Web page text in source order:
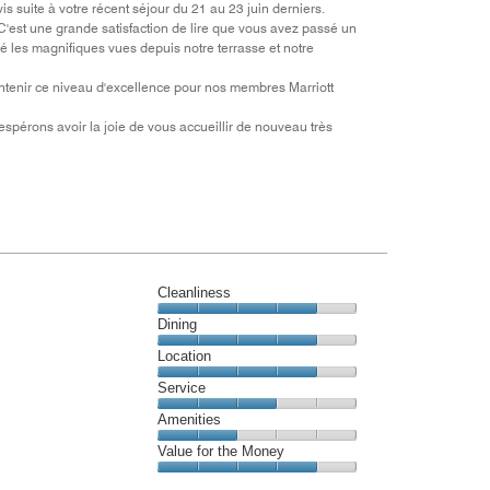
out
of
5
suite à votre récent séjour du 21 au 23 juin derniers.
une grande satisfaction de lire que vous avez passé un
les magnifiques vues depuis notre terrasse et notre
ce niveau d'excellence pour nos membres Marriott
avoir la joie de vous accueillir de nouveau très
Cleanliness
Cleanliness,
4
out
of
5
Dining
Dining,
4
out
of
5
Location
Location,
4
out
of
5
Service
Service,
3
out
Amenities
Amenities,
2
Value for the Money